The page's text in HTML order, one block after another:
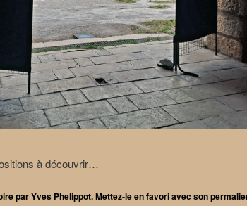
à découvrir…
parYves Phelippot. Mettez-le en favori avec son